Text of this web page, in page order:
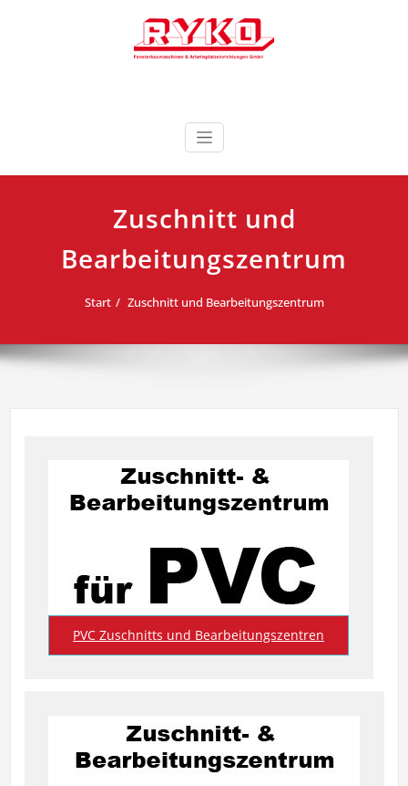
RYKO Deutschland
GmbH
Zuschnitt und
Bearbeitungszentrum
Start Zuschnitt und Bearbeitungszentrum
PVC Zuschnitts und Bearbeitungszentren